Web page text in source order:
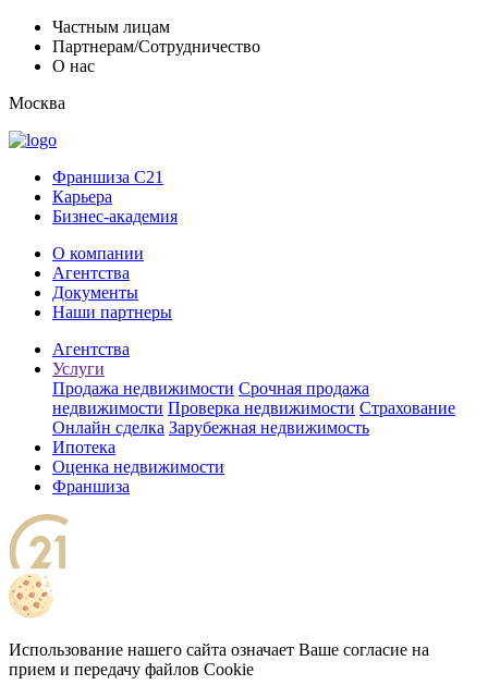
Частным лицам
Партнерам/Сотрудничество
О нас
Москва
Франшиза C21
Карьера
Бизнес-академия
О компании
Агентства
Документы
Наши партнеры
Агентства
Услуги
Продажа недвижимости Срочная продажа
недвижимости Проверка недвижимости Страхование
Онлайн сделка Зарубежная недвижимость
Ипотека
Оценка недвижимости
Франшиза
Использование нашего сайта означает Ваше согласие на
прием и передачу файлов Cookie